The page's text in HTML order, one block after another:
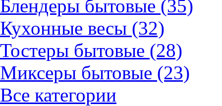
Блендеры бытовые (35)
Кухонные весы (32)
Тостеры бытовые (28)
Миксеры бытовые (23)
Все категории